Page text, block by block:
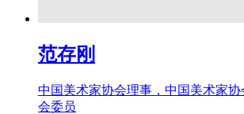
范存刚
中国美术家协会理事，中国美术家
会委员